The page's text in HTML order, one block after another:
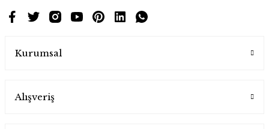
Kurumsal
Alışveriş